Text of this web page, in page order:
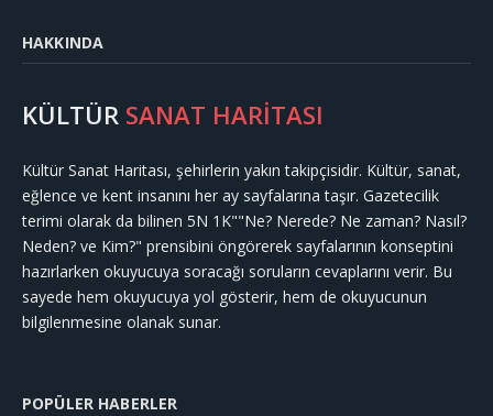
HAKKINDA
KÜLTÜR SANAT HARİTASI
Kültür Sanat Haritası, şehirlerin yakın takipçisidir. Kültür, sanat,
eğlence ve kent insanını her ay sayfalarına taşır. Gazetecilik
terimi olarak da bilinen 5N 1K""Ne? Nerede? Ne zaman? Nasıl?
Neden? ve Kim?" prensibini öngörerek sayfalarının konseptini
hazırlarken okuyucuya soracağı soruların cevaplarını verir. Bu
sayede hem okuyucuya yol gösterir, hem de okuyucunun
bilgilenmesine olanak sunar.
POPÜLER HABERLER